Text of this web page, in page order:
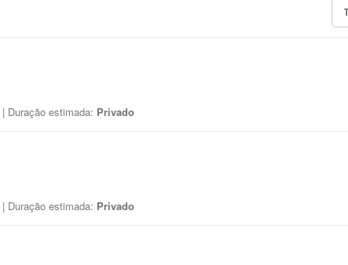
| Duração estimada: Privado
| Duração estimada: Privado